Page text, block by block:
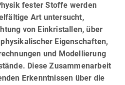
fester Stoffe werden
Art untersucht,
von Einkristallen, über
Eigenschaften,
und Modellierung
Diese Zusammenarbeit
Erkenntnissen über die